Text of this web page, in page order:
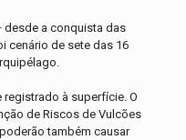
a conquista das
cenário de sete das 16
à superfície. O
de Riscos de Vulcões
também causar